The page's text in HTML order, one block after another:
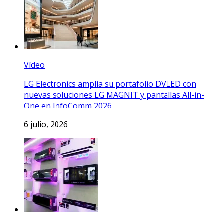
Vídeo
LG Electronics amplía su portafolio DVLED con
nuevas soluciones LG MAGNIT y pantallas All-in-
One en InfoComm 2026
6 julio, 2026